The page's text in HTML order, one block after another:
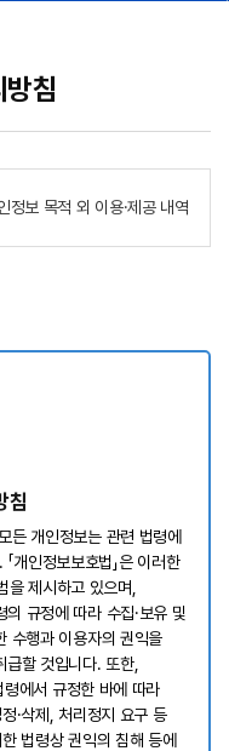
침
정보 목적 외 이용·제공 내역
침
든 개인정보는 관련 법령에
개인정보보호법」은 이러한
을 제시하고 있으며,
규정에 따라 수집·보유 및
수행과 이용자의 권익을
급할 것입니다. 또한,
에서 규정한 바에 따라
·삭제, 처리정지 요구 등
법령상 권익의 침해 등에